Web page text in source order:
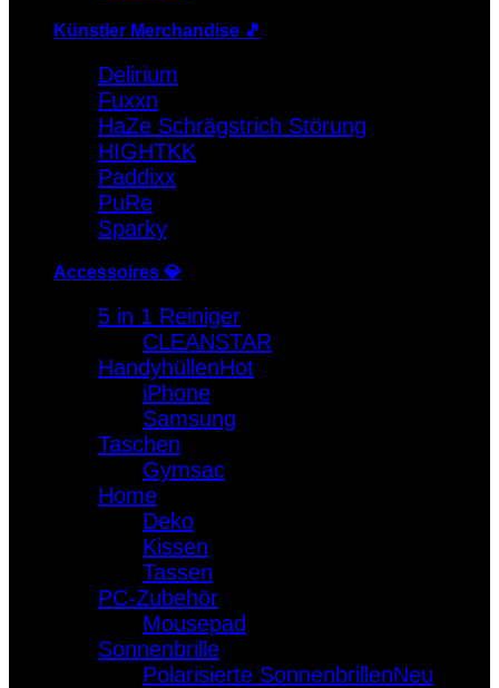
Künstler Merchandise 🎵
Delirium
Fuxxn
HaZe Schrägstrich Störung
HIGHTKK
Paddixx
PuRe
Sparky
Accessoires 💎
5 in 1 Reiniger
CLEANSTAR
Handyhüllen
iPhone
Samsung
Taschen
Gymsac
Home
Deko
Kissen
Tassen
PC-Zubehör
Mousepad
Sonnenbrille
Polarisierte Sonnenbrillen